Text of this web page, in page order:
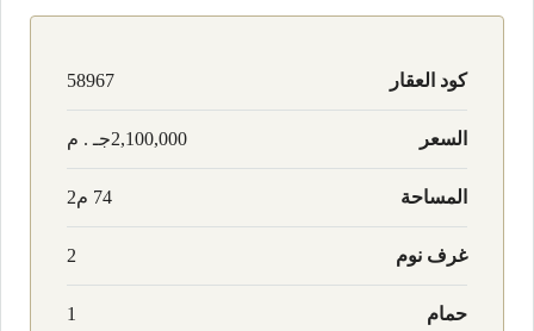
كود العقار 58967
السعر 2,100,000جـ . م
المساحة 74 م2
غرف نوم 2
حمام 1